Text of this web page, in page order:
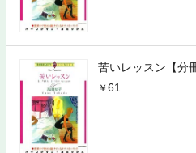
苦いレッスン【分
61